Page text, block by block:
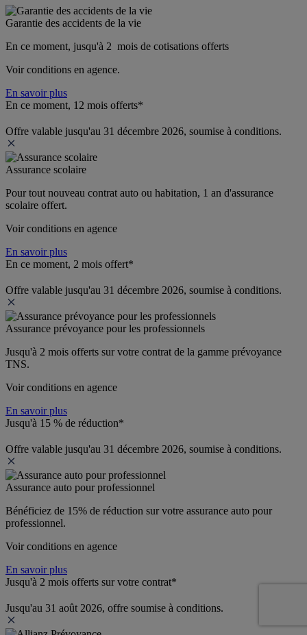
Garantie des accidents de la vie
En ce moment, jusqu'à 2  mois de cotisations offerts
Voir conditions en agence.
En savoir plus
En ce moment, 12 mois offerts*
Offre valable jusqu'au 31 décembre 2026, soumise à conditions.
Assurance scolaire
Pour tout nouveau contrat auto ou habitation, 1 an d'assurance
scolaire offert.
Voir conditions en agence
En savoir plus
En ce moment, 2 mois offert*
Offre valable jusqu'au 31 décembre 2026, soumise à conditions.
Assurance prévoyance pour les professionnels
Jusqu'à 2 mois offerts sur votre contrat de la gamme prévoyance
TNS.
Voir conditions en agence
En savoir plus
Jusqu'à 15 % de réduction*
Offre valable jusqu'au 31 décembre 2026, soumise à conditions.
Assurance auto pour professionnel
Bénéficiez de 15% de réduction sur votre assurance auto pour
professionnel.
Voir conditions en agence
En savoir plus
Jusqu'à 2 mois offerts sur votre contrat*
Jusqu'au 31 août 2026, offre soumise à conditions.